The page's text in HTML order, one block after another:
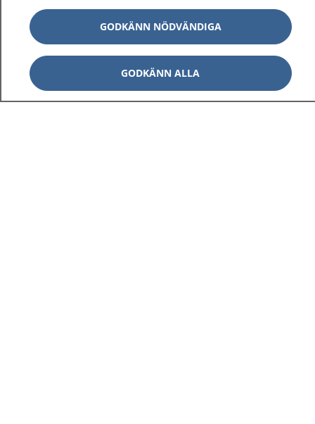
På 1177.se får du råd om hälsa och information om
sjukdomar och vilka mottagningar du kan kontakta.
Logga in för att läsa din journal och göra dina
vårdärenden. Ring telefonnummer 1177 för
sjukvårdsrådgivning dygnet runt.
1177 ger dig råd när du vill må bättre.
GODKÄNN NÖDVÄNDIGA
GODKÄNN ALLA